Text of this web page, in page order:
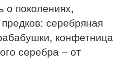
поколениях,
серебряная
конфетница
серебра – от